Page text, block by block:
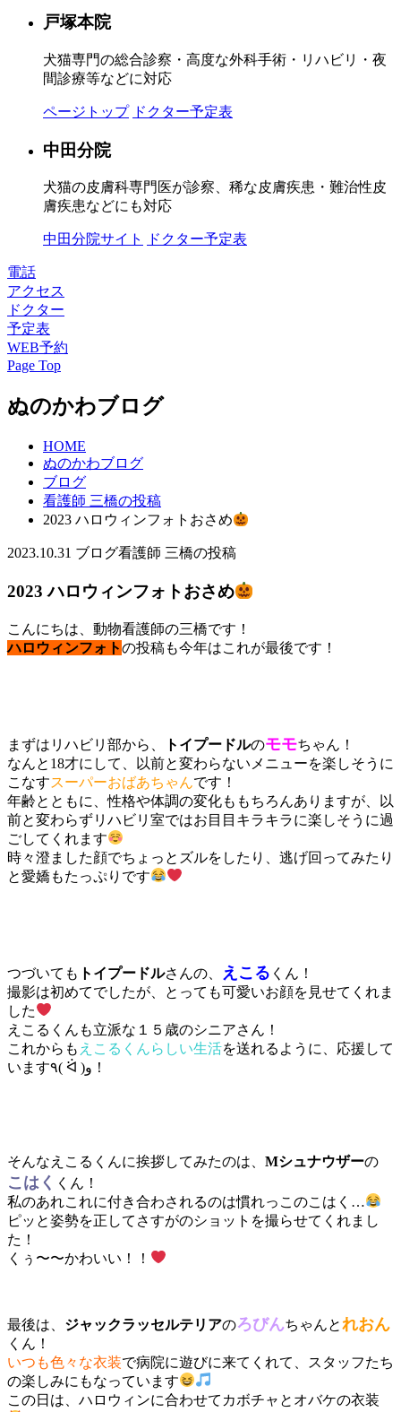
戸塚本院
犬猫専門の総合診察・高度な外科手術・リハビリ・夜
間診療等などに対応
ページトップ ドクター予定表
中田分院
犬猫の皮膚科専門医が診察、稀な皮膚疾患・難治性皮
膚疾患などにも対応
中田分院サイト ドクター予定表
電話
アクセス
ドクター
予定表
WEB予約
Page Top
ぬのかわブログ
HOME
ぬのかわブログ
ブログ
看護師 三橋の投稿
2023 ハロウィンフォトおさめ
2023.10.31 ブログ看護師 三橋の投稿
2023 ハロウィンフォトおさめ
こんにちは、動物看護師の三橋です！
ハロウィンフォトの投稿も今年はこれが最後です！
まずはリハビリ部から、 トイプードルのモモちゃん！
なんと18才にして、以前と変わらないメニューを楽しそうに
こなすスーパーおばあちゃんです！
年齢とともに、性格や体調の変化ももちろんありますが、以
前と変わらずリハビリ室ではお目目キラキラに楽しそうに過
ごしてくれます
時々澄ました顔でちょっとズルをしたり、逃げ回ってみたり
と愛嬌もたっぷりです
つづいても トイプードルさんの、 えこる くん！
撮影は初めてでしたが、とっても可愛いお顔を見せてくれま
した
えこるくんも立派な１５歳のシニアさん！
これからも えこるくんらしい生活を送れるように、応援して
います٩( ᐛ )و！
そんなえこるくんに挨拶してみたのは、 Mシュナウザーの
こはく くん！
私のあれこれに付き合わされるのは慣れっこのこはく…
ピッと姿勢を正してさすがのショットを撮らせてくれまし
た！
くぅ〜〜かわいい！！
最後は、 ジャックラッセルテリアのろびんちゃんとれおん
くん！
いつも色々な衣装で病院に遊びに来てくれて、スタッフたち
の楽しみにもなっています
この日は、ハロウィンに合わせてカボチャとオバケの衣装